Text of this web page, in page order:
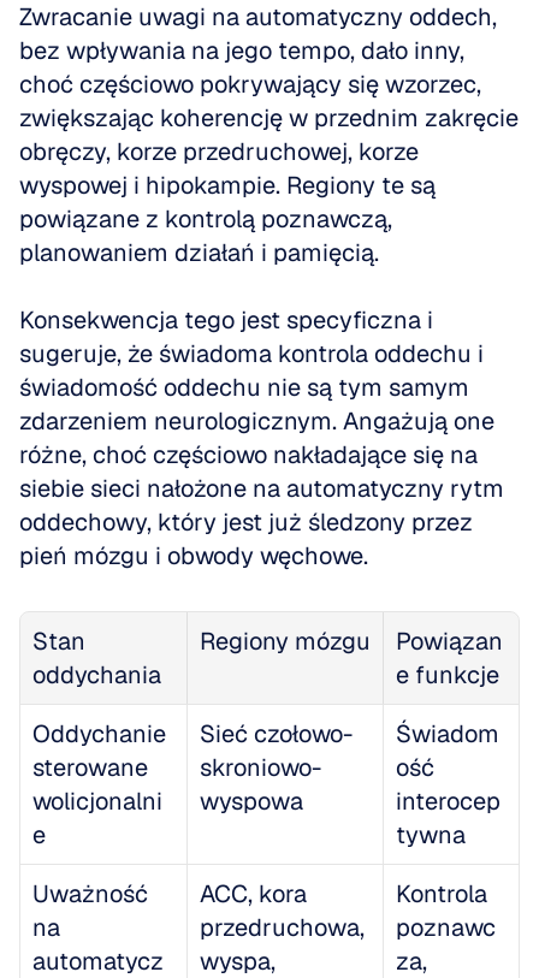
Zwracanie uwagi na automatyczny oddech,
bez wpływania na jego tempo, dało inny,
choć częściowo pokrywający się wzorzec,
zwiększając koherencję w przednim zakręcie
obręczy, korze przedruchowej, korze
wyspowej i hipokampie. Regiony te są
powiązane z kontrolą poznawczą,
planowaniem działań i pamięcią.
Konsekwencja tego jest specyficzna i
sugeruje, że świadoma kontrola oddechu i
świadomość oddechu nie są tym samym
zdarzeniem neurologicznym. Angażują one
różne, choć częściowo nakładające się na
siebie sieci nałożone na automatyczny rytm
oddechowy, który jest już śledzony przez
pień mózgu i obwody węchowe.
Stan
oddychania
Regiony mózgu
Powiązan
e funkcje
Oddychanie
sterowane
wolicjonalni
e
Sieć czołowo-
skroniowo-
wyspowa
Świadom
ość
interocep
tywna
Uważność
na
automatycz
ACC, kora
przedruchowa,
wyspa,
Kontrola
poznawc
za,